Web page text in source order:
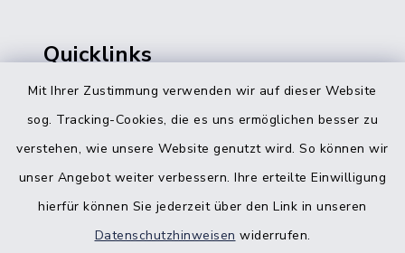
Mit Ihrer Zustimmung verwenden wir auf dieser Website
sog. Tracking-Cookies, die es uns ermöglichen besser zu
verstehen, wie unsere Website genutzt wird. So können wir
unser Angebot weiter verbessern. Ihre erteilte Einwilligung
hierfür können Sie jederzeit über den Link in unseren
Datenschutzhinweisen widerrufen.
Quicklinks
Bürgerbüro Hohenwestedt
Bürgerbüro Hanerau-Hademarschen
Nebenstelle Padenstedt